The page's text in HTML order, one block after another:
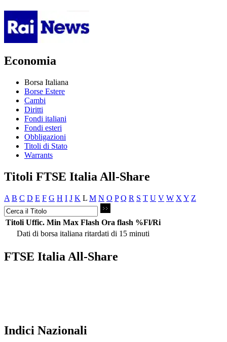
Economia
Borsa Italiana
Borse Estere
Cambi
Diritti
Fondi italiani
Fondi esteri
Obbligazioni
Titoli di Stato
Warrants
Titoli FTSE Italia All-Share
A B C D E F G H I J K L M N O P Q R S T U V W X Y Z
Titoli Uffic. Min Max Flash Ora flash %Fl/Ri
Dati di borsa italiana ritardati di 15 minuti
FTSE Italia All-Share
Indici Nazionali